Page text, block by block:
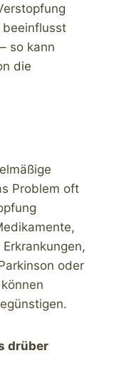
beeinflusst
so kann
die
Problem oft
oder
drüber